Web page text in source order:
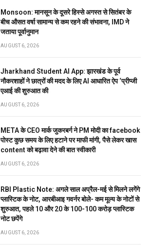
Monsoon: मानसून के दूसरे हिस्से अगस्त से सितंबर के
बीच औसत वर्षा सामान्य से कम रहने की संभावना, IMD ने
जताया पूर्वानुमान
AUGUST 6, 2026
Jharkhand Student AI App: झारखंड के पूर्व
नौकरशाहों ने छात्रों की मदद के लिए AI आधारित ऐप ‘प्रीप्जी
एआई की शुरुआत की
AUGUST 6, 2026
META के CEO मार्क जुकरबर्ग ने PM मोदी का facebook
पोस्ट कुछ समय के लिए हटाने पर माफी मांगी, पैसे लेकर खास
content को बढ़ावा देने की बात स्वीकारी
AUGUST 6, 2026
RBI Plastic Note: अगले साल अप्रैल-मई से मिलने लगेंगे
प्लास्टिक के नोट, आरबीआइ गवर्नर बोले- कम मूल्य के नोटों से
शुरुआत, पहले 10 और 20 के 100-100 करोड़ प्लास्टिक
नोट छपेंगे
AUGUST 6, 2026